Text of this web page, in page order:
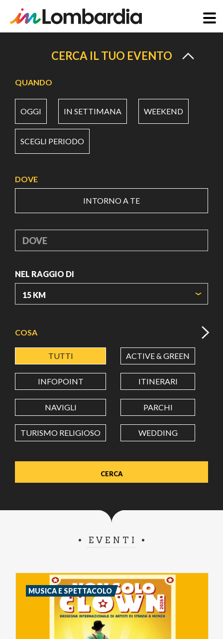
principale
CERCA IL TUO EVENTO
QUANDO
OGGI IN SETTIMANA WEEKEND
SCEGLI PERIODO
DOVE
INTORNO A TE
DOVE
NEL RAGGIO DI
LATITUDINE
LONGITUDINE
Value in decimal degrees. Use dot (.) as decimal separator.
COSA
TUTTI ACTIVE & GREEN
INFOPOINT ITINERARI
NAVIGLI PARCHI
TURISMO RELIGIOSO WEDDING
EVENTI
MUSICA E SPETTACOLO